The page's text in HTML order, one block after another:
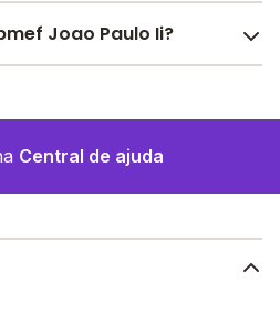
de professores, entre
no Melhor Escola e
Joao Paulo Ii?
Central de ajuda